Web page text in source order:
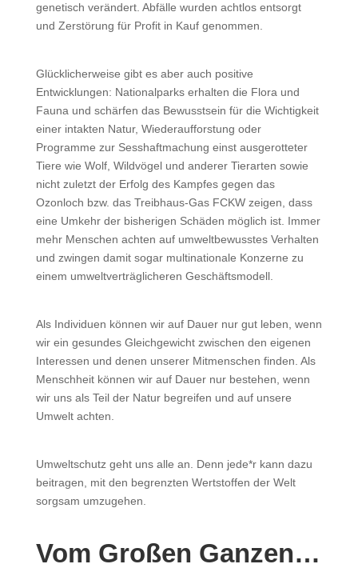
genetisch verändert. Abfälle wurden achtlos entsorgt
und Zerstörung für Profit in Kauf genommen.
Glücklicherweise gibt es aber auch positive
Entwicklungen: Nationalparks erhalten die Flora und
Fauna und schärfen das Bewusstsein für die Wichtigkeit
einer intakten Natur, Wiederaufforstung oder
Programme zur Sesshaftmachung einst ausgerotteter
Tiere wie Wolf, Wildvögel und anderer Tierarten sowie
nicht zuletzt der Erfolg des Kampfes gegen das
Ozonloch bzw. das Treibhaus-Gas FCKW zeigen, dass
eine Umkehr der bisherigen Schäden möglich ist. Immer
mehr Menschen achten auf umweltbewusstes Verhalten
und zwingen damit sogar multinationale Konzerne zu
einem umweltverträglicheren Geschäftsmodell.
Als Individuen können wir auf Dauer nur gut leben, wenn
wir ein gesundes Gleichgewicht zwischen den eigenen
Interessen und denen unserer Mitmenschen finden. Als
Menschheit können wir auf Dauer nur bestehen, wenn
wir uns als Teil der Natur begreifen und auf unsere
Umwelt achten.
Umweltschutz geht uns alle an. Denn jede*r kann dazu
beitragen, mit den begrenzten Wertstoffen der Welt
sorgsam umzugehen.
Vom Großen Ganzen…